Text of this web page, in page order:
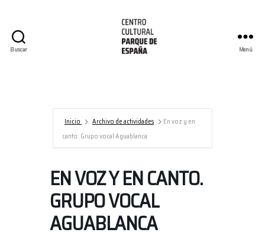
Buscar
España/AECID
Menú
Inicio Archivo de actividades
En voz y en
canto. Grupo vocal Aguablanca
EN VOZ Y EN CANTO.
GRUPO VOCAL
AGUABLANCA